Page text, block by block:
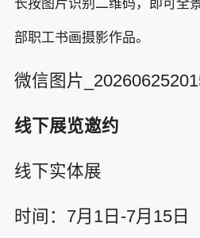
长按图片识别二维码，即可全
部职工书画摄影作品。
微信图片
线下展览邀约
线下实体展
时间：7月1日-7月15日